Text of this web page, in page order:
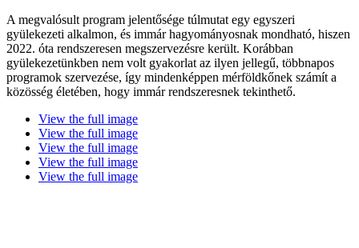
A megvalósult program jelentősége túlmutat egy egyszeri
gyülekezeti alkalmon, és immár hagyományosnak mondható, hiszen
2022. óta rendszeresen megszervezésre került. Korábban
gyülekezetünkben nem volt gyakorlat az ilyen jellegű, többnapos
programok szervezése, így mindenképpen mérföldkőnek számít a
közösség életében, hogy immár rendszeresnek tekinthető.
View the full image
View the full image
View the full image
View the full image
View the full image